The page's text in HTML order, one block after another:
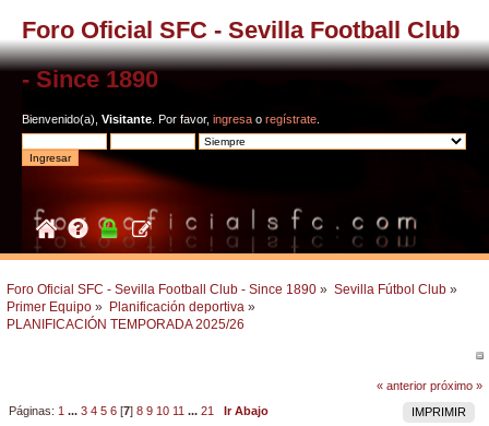
Foro Oficial SFC - Sevilla Football Club
- Since 1890
Bienvenido(a), Visitante . Por favor, ingresa o regístrate
Foro Oficial SFC - Sevilla Football Club - Since 1890 » Sevilla Fútbol Club »
Primer Equipo » Planificación deportiva »
PLANIFICACIÓN TEMPORADA 2025/26
« anterior próximo »
IMPRIMIR
Páginas: 1 ...3 4 5 6 [7]8 9 10 11 ...21 Ir Abajo